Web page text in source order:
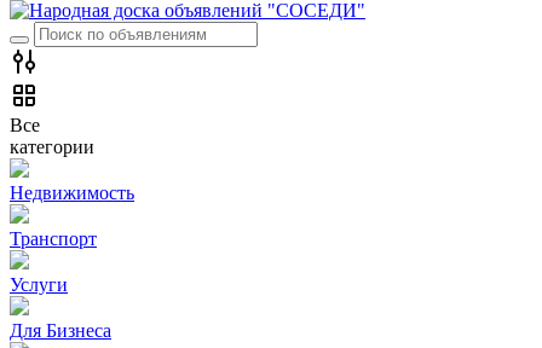
Все
категории
Недвижимость
Транспорт
Услуги
Для Бизнеса